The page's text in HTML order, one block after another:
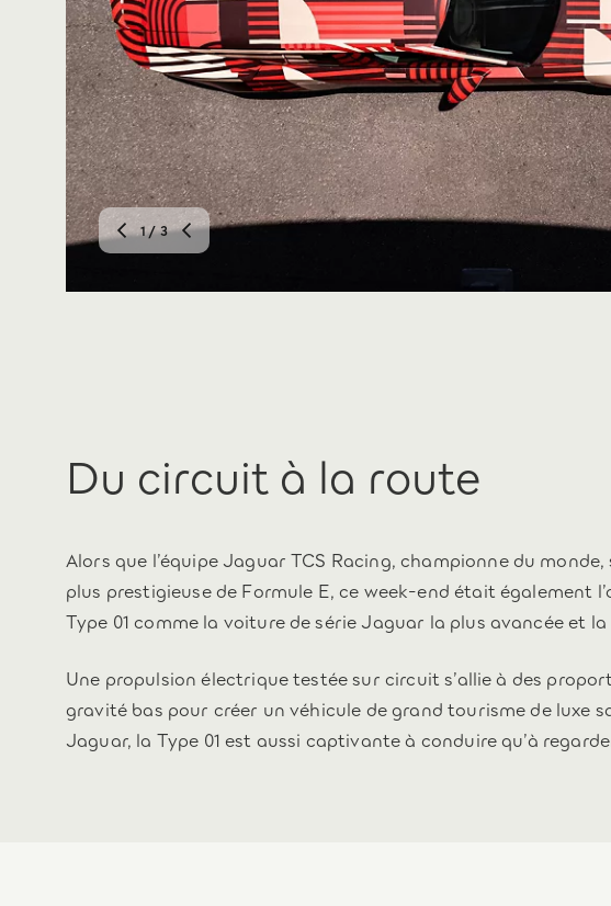
1/ 3
Du circuit à la route
Alors que l’équipe Jaguar TCS Racing, championne du
plus prestigieuse de Formule E, ce week-end était également
Type 01 comme la voiture de série Jaguar la plus avancée et
Une propulsion électrique testée sur circuit s’allie à des
gravité bas pour créer un véhicule de grand tourisme de luxe
Jaguar, la Type 01 est aussi captivante à conduire qu’à